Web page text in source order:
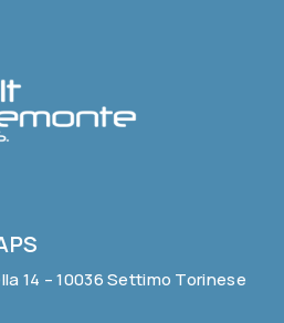
14 – 10036 Settimo Torinese